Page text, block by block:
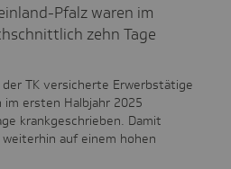
Pfalz waren im
zehn Tage
TK versicherte Erwerbstätige
im ersten Halbjahr 2025
krankgeschrieben. Damit
auf einem hohen